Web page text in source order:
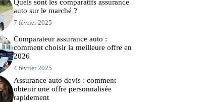
Quels sont les comparatifs assurance
auto sur le marché ?
7 février 2025
Comparateur assurance auto :
comment choisir la meilleure offre en
2026
4 février 2025
Assurance auto devis : comment
obtenir une offre personnalisée
rapidement